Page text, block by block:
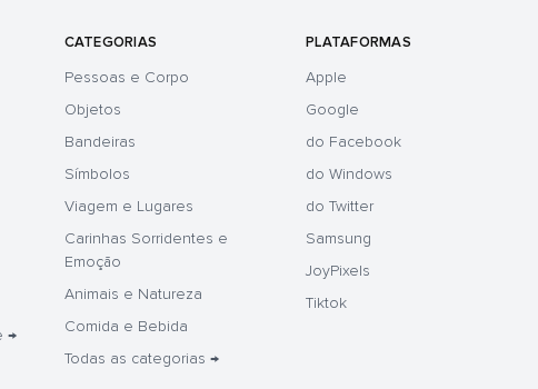
→
CATEGORIAS
Pessoas e Corpo
Objetos
Bandeiras
Símbolos
Viagem e Lugares
Carinhas Sorridentes e
Emoção
Animais e Natureza
Comida e Bebida
Todas as categorias →
PLATAFORMAS
Apple
Google
do Facebook
do Windows
do Twitter
Samsung
JoyPixels
Tiktok